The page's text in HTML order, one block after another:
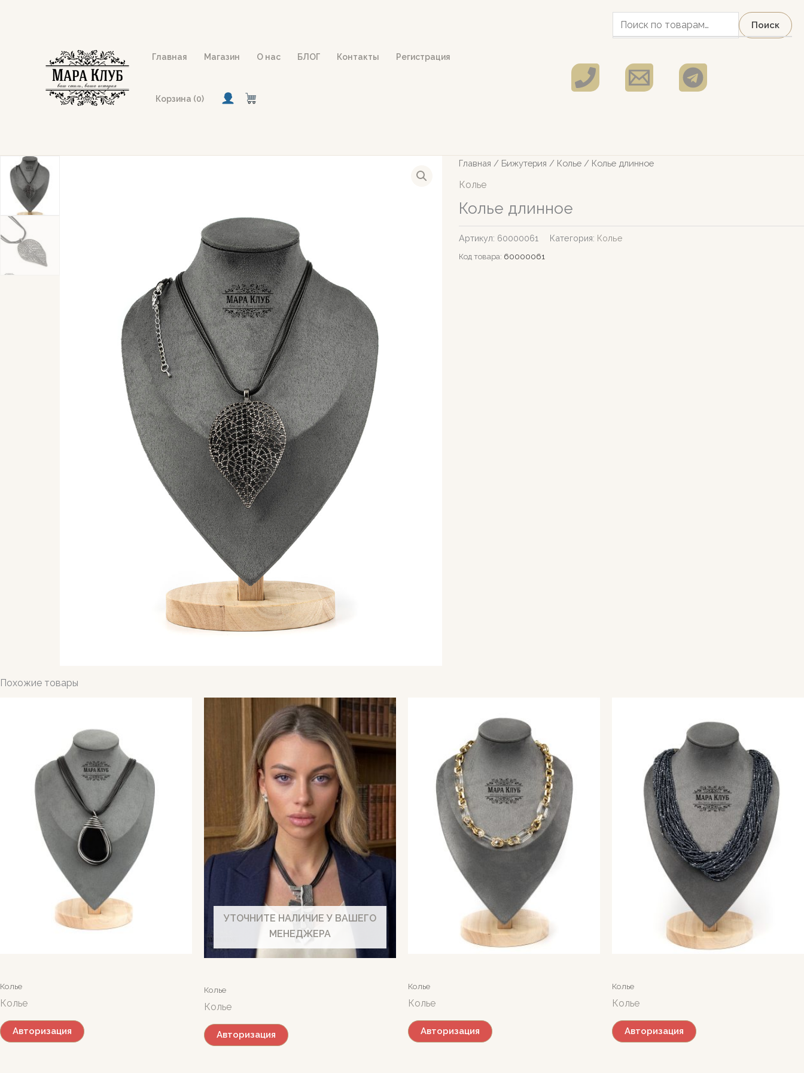
Главная Магазин О нас БЛОГ Контакты Регистрация
Корзина (0)
Искать:
Поиск
Главная / Бижутерия / Колье / Колье длинное
Колье
Колье длинное
Артикул: 60000061 Категория: Колье
Код товара: 60000061
Похожие товары
Колье
Колье
Авторизация
УТОЧНИТЕ НАЛИЧИЕ У ВАШЕГО
МЕНЕДЖЕРА
Колье
Колье
Авторизация
Колье
Колье
Авторизация
Колье
Колье
Авторизация